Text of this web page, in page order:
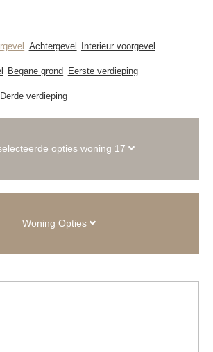
Achtergevel Interieur voorgevel
Begane grond Eerste verdieping
Derde verdieping
opties woning 17
Woning Opties